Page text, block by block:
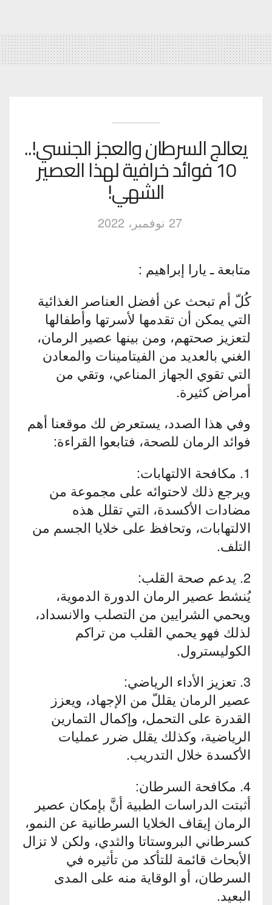
يعالج السرطان والعجز الجنسي!..
10 فوائد خرافية لهذا العصير
الشهي!
27 نوفمبر، 2022
متابعة ـ يارا إبراهيم :
كُلّ أم تبحث عن أفضل العناصر الغذائية
التي يمكن أن تقدمها لأسرتها وأطفالها
لتعزيز صحتهم، ومن بينها عصير الرمان،
الغني بالعديد من الفيتامينات والمعادن
التي تقوي الجهاز المناعي، وتقي من
أمراض كثيرة.
وفي هذا الصدد، يستعرض لك موقعنا أهم
فوائد الرمان للصحة، فتابعوا القراءة:
1. مكافحة الالتهابات:
ويرجع ذلك لاحتوائه على مجموعة من
مضادات الأكسدة، التي تقلل هذه
الالتهابات، وتحافظ على خلايا الجسم من
التلف.
2. يدعم صحة القلب:
يُنشط عصير الرمان الدورة الدموية،
ويحمي الشرايين من التصلب والانسداد،
لذلك فهو يحمي القلب من تراكم
الكوليسترول.
3. تعزيز الأداء الرياضي:
عصير الرمان يقللّ من الإجهاد، ويعزز
القدرة على التحمل، وإكمال التمارين
الرياضية، وكذلك يقلل ضرر عمليات
الأكسدة خلال التدريب.
4. مكافحة السرطان:
أثبتت الدراسات الطبية أنَّ بإمكان عصير
الرمان إيقاف الخلايا السرطانية عن النمو،
كسرطاني البروستاتا والثدي، ولكن لا تزال
الأبحاث قائمة للتأكد من تأثيره في
السرطان، أو الوقاية منه على المدى
البعيد.